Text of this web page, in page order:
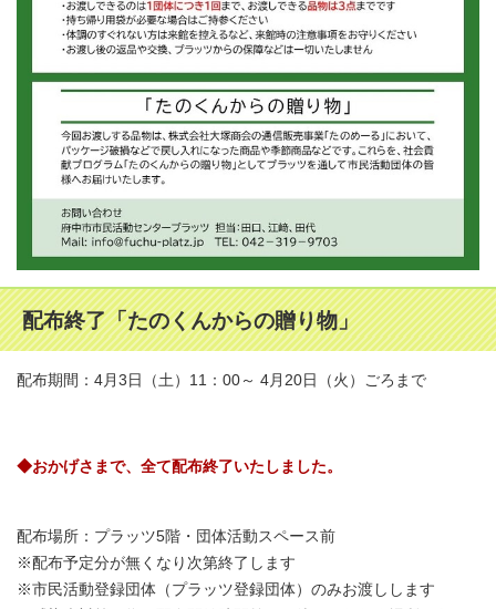
配布終了「たのくんからの贈り物」
配布期間：4月3日（土）11：00～ 4月20日（火）ごろまで
◆おかげさまで、全て配布終了いたしました。
配布場所：プラッツ5階・団体活動スペース前
※配布予定分が無くなり次第終了します
※市民活動登録団体（プラッツ登録団体）のみお渡しします